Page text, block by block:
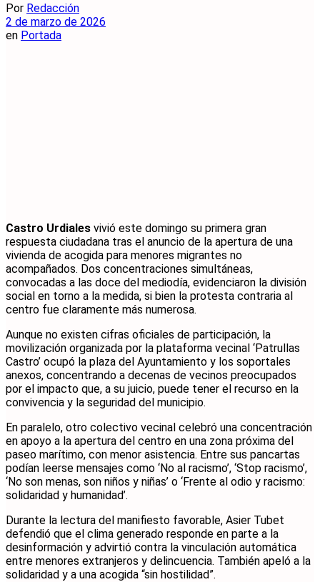
Por Redacción
2 de marzo de 2026
en Portada
Castro Urdiales vivió este domingo su primera gran
respuesta ciudadana tras el anuncio de la apertura de una
vivienda de acogida para menores migrantes no
acompañados. Dos concentraciones simultáneas,
convocadas a las doce del mediodía, evidenciaron la división
social en torno a la medida, si bien la protesta contraria al
centro fue claramente más numerosa.
Aunque no existen cifras oficiales de participación, la
movilización organizada por la plataforma vecinal ‘Patrullas
Castro’ ocupó la plaza del Ayuntamiento y los soportales
anexos, concentrando a decenas de vecinos preocupados
por el impacto que, a su juicio, puede tener el recurso en la
convivencia y la seguridad del municipio.
En paralelo, otro colectivo vecinal celebró una concentración
en apoyo a la apertura del centro en una zona próxima del
paseo marítimo, con menor asistencia. Entre sus pancartas
podían leerse mensajes como ‘No al racismo’, ‘Stop racismo’,
‘No son menas, son niños y niñas’ o ‘Frente al odio y racismo:
solidaridad y humanidad’.
Durante la lectura del manifiesto favorable, Asier Tubet
defendió que el clima generado responde en parte a la
desinformación y advirtió contra la vinculación automática
entre menores extranjeros y delincuencia. También apeló a la
solidaridad y a una acogida “sin hostilidad”.